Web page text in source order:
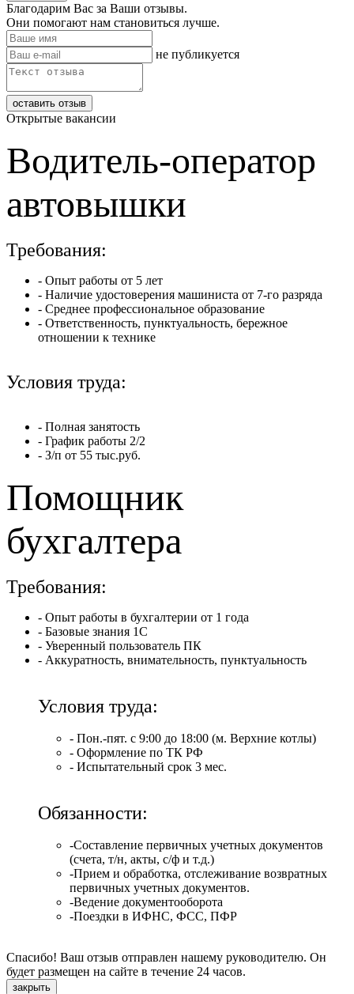
Благодарим Вас за Ваши отзывы.
Они помогают нам становиться лучше.
не публикуется
Открытые вакансии
Водитель-оператор
автовышки
Требования:
- Опыт работы от 5 лет
- Наличие удостоверения машиниста от 7-го разряда
- Среднее профессиональное образование
- Ответственность, пунктуальность, бережное
отношении к технике
Условия труда:
- Полная занятость
- График работы 2/2
- З/п от 55 тыс.руб.
Помощник
бухгалтера
Требования:
- Опыт работы в бухгалтерии от 1 года
- Базовые знания 1С
- Уверенный пользователь ПК
- Аккуратность, внимательность, пунктуальность
Условия труда:
- Пон.-пят. с 9:00 до 18:00 (м. Верхние котлы)
- Оформление по ТК РФ
- Испытательный срок 3 мес.
Обязанности:
-Составление первичных учетных документов
(счета, т/н, акты, с/ф и т.д.)
-Прием и обработка, отслеживание возвратных
первичных учетных документов.
-Ведение документооборота
-Поездки в ИФНС, ФСС, ПФР
Спасибо! Ваш отзыв отправлен нашему руководителю. Он
будет размещен на сайте в течение 24 часов.
закрыть